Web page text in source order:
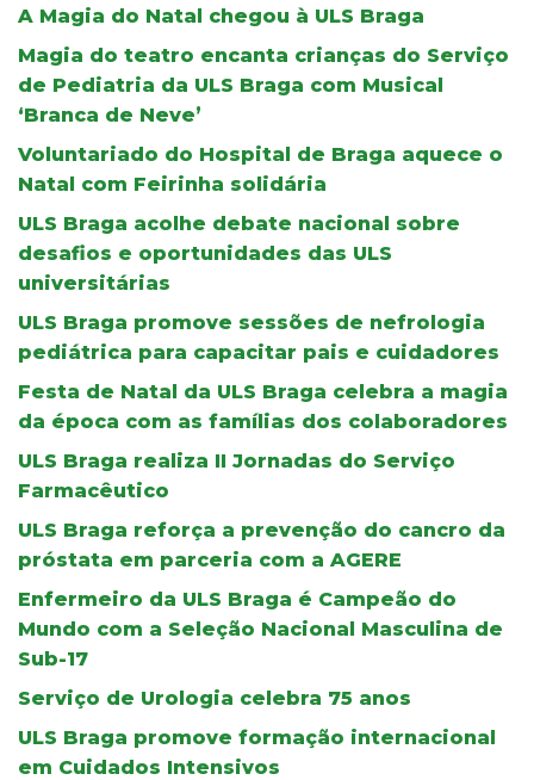
A Magia do Natal chegou à ULS Braga
Magia do teatro encanta crianças do Serviço
de Pediatria da ULS Braga com Musical
‘Branca de Neve’
Voluntariado do Hospital de Braga aquece o
Natal com Feirinha solidária
ULS Braga acolhe debate nacional sobre
desafios e oportunidades das ULS
universitárias
ULS Braga promove sessões de nefrologia
pediátrica para capacitar pais e cuidadores
Festa de Natal da ULS Braga celebra a magia
da época com as famílias dos colaboradores
ULS Braga realiza II Jornadas do Serviço
Farmacêutico
ULS Braga reforça a prevenção do cancro da
próstata em parceria com a AGERE
Enfermeiro da ULS Braga é Campeão do
Mundo com a Seleção Nacional Masculina de
Sub-17
Serviço de Urologia celebra 75 anos
ULS Braga promove formação internacional
em Cuidados Intensivos